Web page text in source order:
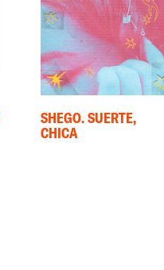
SHEGO. SUERTE,
CHICA